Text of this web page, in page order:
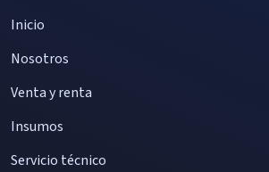
Inicio
Nosotros
Venta y renta
Insumos
Servicio técnico